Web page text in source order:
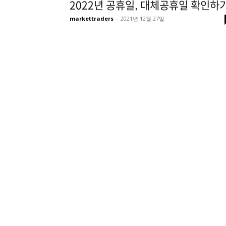
2022년 공휴일, 대체공휴일 확인하
markettraders - 2021년 12월 27일